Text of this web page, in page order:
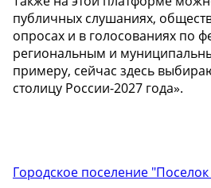
публичных слушаниях,
опросах и в голосованиях по
региональным и
примеру, сейчас здесь
столицу России-2027 года».
Городское поселение